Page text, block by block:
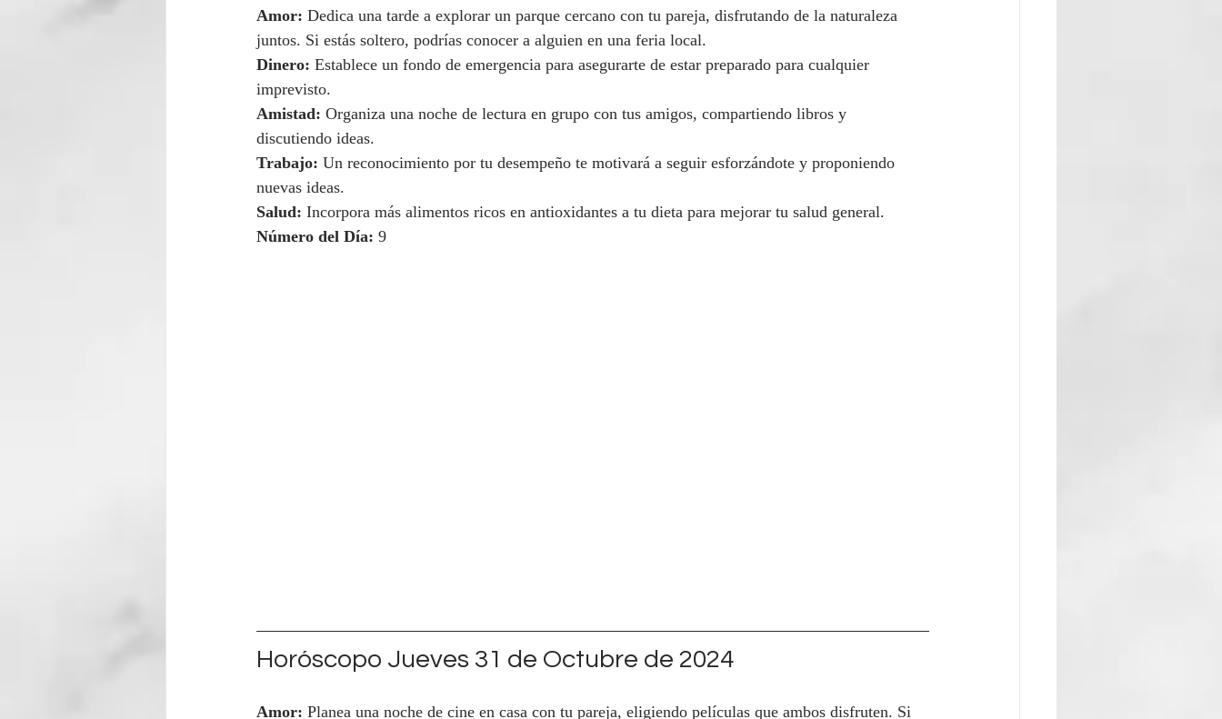
Amor: Dedica una tarde a explorar un parque cercano con tu pareja, disfrutando de la naturaleza
juntos. Si estás soltero, podrías conocer a alguien en una feria local.
Dinero: Establece un fondo de emergencia para asegurarte de estar preparado para cualquier
imprevisto.
Amistad: Organiza una noche de lectura en grupo con tus amigos, compartiendo libros y
discutiendo ideas.
Trabajo: Un reconocimiento por tu desempeño te motivará a seguir esforzándote y proponiendo
nuevas ideas.
Salud: Incorpora más alimentos ricos en antioxidantes a tu dieta para mejorar tu salud general.
Número del Día: 9
Horóscopo Jueves 31 de Octubre de 2024